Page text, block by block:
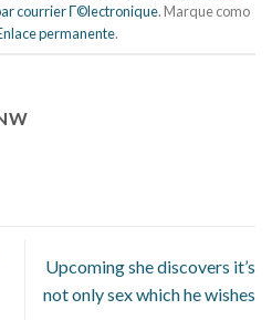
courrier Г©lectronique. Marque como
permanente.
Upcoming she discovers it’s
not only sex which he wishes